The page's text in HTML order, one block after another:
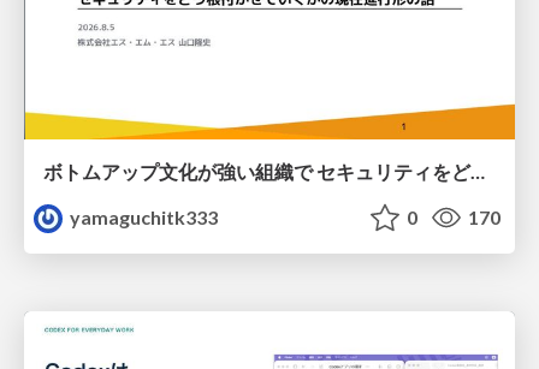
ボトムアップ文化が強い組織で セキュリティをどう根付かせていくかの現在進行形の話 / Making Security Stick in a Bottom-Up Organization
yamaguchitk333
0 170